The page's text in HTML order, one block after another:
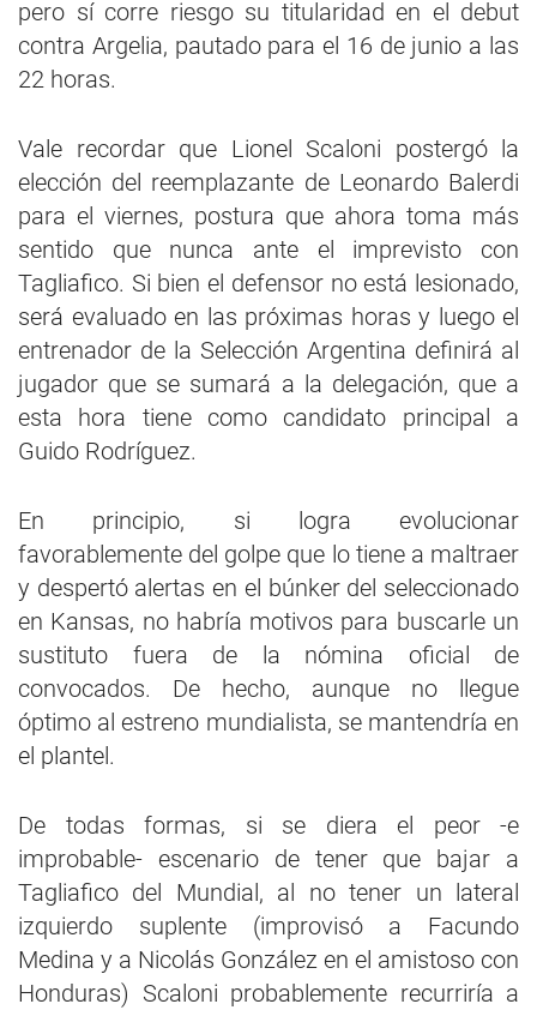
pero sí corre riesgo su titularidad en el debut
contra Argelia, pautado para el 16 de junio a las
22 horas.
Vale recordar que Lionel Scaloni postergó la
elección del reemplazante de Leonardo Balerdi
para el viernes, postura que ahora toma más
sentido que nunca ante el imprevisto con
Tagliafico. Si bien el defensor no está lesionado,
será evaluado en las próximas horas y luego el
entrenador de la Selección Argentina definirá al
jugador que se sumará a la delegación, que a
esta hora tiene como candidato principal a
Guido Rodríguez.
En principio, si logra evolucionar
favorablemente del golpe que lo tiene a maltraer
y despertó alertas en el búnker del seleccionado
en Kansas, no habría motivos para buscarle un
sustituto fuera de la nómina oficial de
convocados. De hecho, aunque no llegue
óptimo al estreno mundialista, se mantendría en
el plantel.
De todas formas, si se diera el peor -e
improbable- escenario de tener que bajar a
Tagliafico del Mundial, al no tener un lateral
izquierdo suplente (improvisó a Facundo
Medina y a Nicolás González en el amistoso con
Honduras) Scaloni probablemente recurriría a